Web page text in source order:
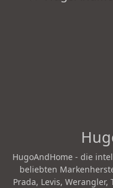
HugoAndHome - die
beliebten
Prada, Levis, Werangler,